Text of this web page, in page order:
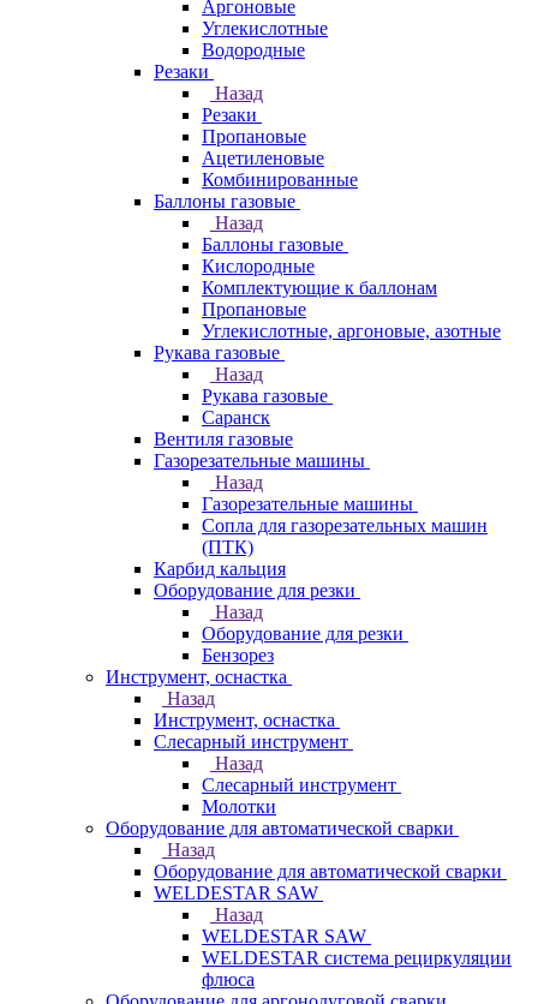
Аргоновые
Углекислотные
Водородные
Резаки
Назад
Резаки
Пропановые
Ацетиленовые
Комбинированные
Баллоны газовые
Назад
Баллоны газовые
Кислородные
Комплектующие к баллонам
Пропановые
Углекислотные, аргоновые, азотные
Рукава газовые
Назад
Рукава газовые
Саранск
Вентиля газовые
Газорезательные машины
Назад
Газорезательные машины
Сопла для газорезательных машин
(ПТК)
Карбид кальция
Оборудование для резки
Назад
Оборудование для резки
Бензорез
Инструмент, оснастка
Назад
Инструмент, оснастка
Слесарный инструмент
Назад
Слесарный инструмент
Молотки
Оборудование для автоматической сварки
Назад
Оборудование для автоматической сварки
WELDESTAR SAW
Назад
WELDESTAR SAW
WELDESTAR система рециркуляции
флюса